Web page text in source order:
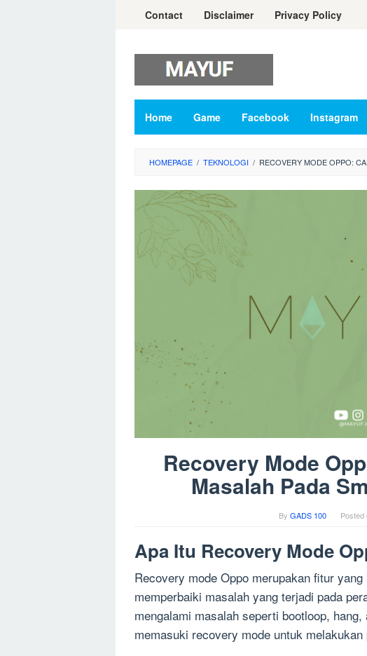
Contact Disclaimer Privacy Policy
Home Game Facebook Instagram
HOMEPAGE / TEKNOLOGI / RECOVERY MODE OPPO:
Recovery Mode
Masalah Pada
By GADS 100 Posted
Apa Itu Recovery Mode
Recovery mode Oppo merupakan fitur
memperbaiki masalah yang terjadi pada
mengalami masalah seperti bootloop,
memasuki recovery mode untuk melakukan